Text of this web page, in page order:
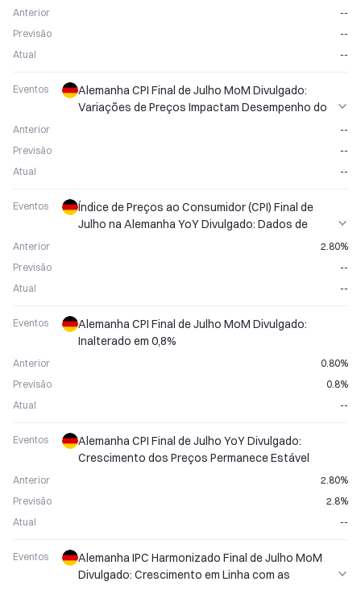
Anterior
--
Previsão
--
Atual
--
Eventos
Alemanha CPI Final de Julho MoM Divulgado:
Variações de Preços Impactam Desempenho do
Anterior
--
Previsão
--
Atual
--
Eventos
Índice de Preços ao Consumidor (CPI) Final de
Julho na Alemanha YoY Divulgado: Dados de
Anterior
2.80%
Previsão
--
Atual
--
Eventos
Alemanha CPI Final de Julho MoM Divulgado:
Inalterado em 0,8%
Anterior
0.80%
Previsão
0.8%
Atual
--
Eventos
Alemanha CPI Final de Julho YoY Divulgado:
Crescimento dos Preços Permanece Estável
Anterior
2.80%
Previsão
2.8%
Atual
--
Eventos
Alemanha IPC Harmonizado Final de Julho MoM
Divulgado: Crescimento em Linha com as